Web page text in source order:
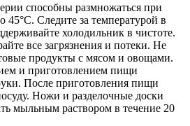
способны размножаться при
45°С. Следите за температурой в
холодильник в чистоте.
все загрязнения и потеки. Не
продукты с мясом и овощами.
и приготовлением пищи
После приготовления пищи
Ножи и разделочные доски
мыльным раствором в течение 20